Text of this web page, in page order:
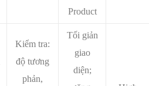
Product
Kiểm tra:
độ tương
phản,
Tối giản
giao
diện;